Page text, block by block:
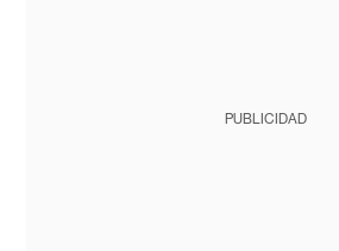
PUBLICIDAD